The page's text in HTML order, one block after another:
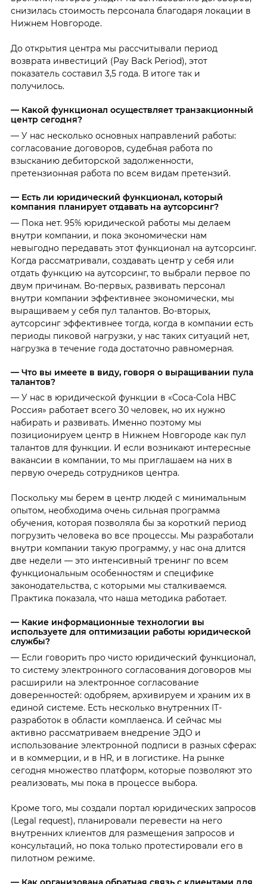
снизилась стоимость персонала благодаря локации в
Нижнем Новгороде.
До открытия центра мы рассчитывали период
возврата инвестиций (Pay Back Period), этот
показатель составил 3,5 года. В итоге так и
получилось.
— Какой функционал осуществляет транзакционный
центр сегодня?
— У нас несколько основных направлений работы:
согласование договоров, судебная работа по
взысканию дебиторской задолженности,
претензионная работа по всем видам претензий.
— Есть ли юридический функционал, который
компания планирует отдавать на аутсорсинг?
— Пока нет. 95% юридической работы мы делаем
внутри компании, и пока экономически нам
невыгодно передавать этот функционал на аутсорсинг.
Когда рассматривали, создавать центр у себя или
отдать функцию на аутсорсинг, то выбрали первое по
двум причинам. Во-первых, развивать персонал
внутри компании эффективнее экономически, мы
выращиваем у себя пул талантов. Во-вторых,
аутсорсинг эффективнее тогда, когда в компании есть
периоды пиковой нагрузки, у нас таких ситуаций нет,
нагрузка в течение года достаточно равномерная.
— Что вы имеете в виду, говоря о выращивании пула
талантов?
— У нас в юридической функции в «Coca-Cola HBС
Россия» работает всего 30 человек, но их нужно
набирать и развивать. Именно поэтому мы
позиционируем центр в Нижнем Новгороде как пул
талантов для функции. И если возникают интересные
вакансии в компании, то мы приглашаем на них в
первую очередь сотрудников центра.
Поскольку мы берем в центр людей с минимальным
опытом, необходима очень сильная программа
обучения, которая позволяла бы за короткий период
погрузить человека во все процессы. Мы разработали
внутри компании такую программу, у нас она длится
две недели — это интенсивный тренинг по всем
функциональным особенностям и специфике
законодательства, с которыми мы сталкиваемся.
Практика показала, что наша методика работает.
— Какие информационные технологии вы
используете для оптимизации работы юридической
службы?
— Если говорить про чисто юридический функционал,
то систему электронного согласования договоров мы
расширили на электронное согласование
доверенностей: одобряем, архивируем и храним их в
единой системе. Есть несколько внутренних IТ-
разработок в области комплаенса. И сейчас мы
активно рассматриваем внедрение ЭДО и
использование электронной подписи в разных сферах:
и в коммерции, и в HR, и в логистике. На рынке
сегодня множество платформ, которые позволяют это
реализовать, мы пока в процессе выбора.
Кроме того, мы создали портал юридических запросов
(Legal request), планировали перевести на него
внутренних клиентов для размещения запросов и
консультаций, но пока только протестировали его в
пилотном режиме.